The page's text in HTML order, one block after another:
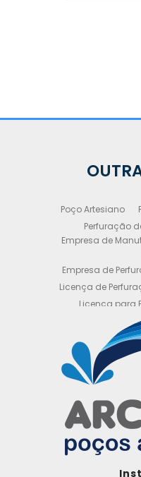
Poço Artesiano
Perfuração
Empresa de
Empresa de
Licença de
Licença para
Licença para
Licença para
Manutenção
Manutenção
Obtenha sua
o
Orçamento de
Orçamento para
Outorga